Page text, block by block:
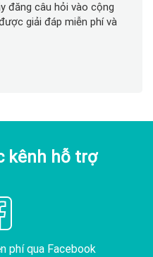
đăng câu hỏi vào cộng
giải đáp miễn phí và
kênh hỗ trợ
phí qua Facebook